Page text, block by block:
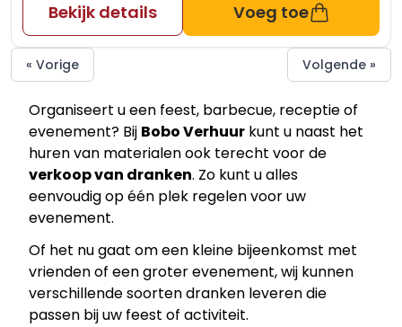
Bekijk details Voeg toe
« Vorige Volgende »
Organiseert u een feest, barbecue, receptie of
evenement? Bij Bobo Verhuur kunt u naast het
huren van materialen ook terecht voor de
verkoop van dranken. Zo kunt u alles
eenvoudig op één plek regelen voor uw
evenement.
Of het nu gaat om een kleine bijeenkomst met
vrienden of een groter evenement, wij kunnen
verschillende soorten dranken leveren die
passen bij uw feest of activiteit.